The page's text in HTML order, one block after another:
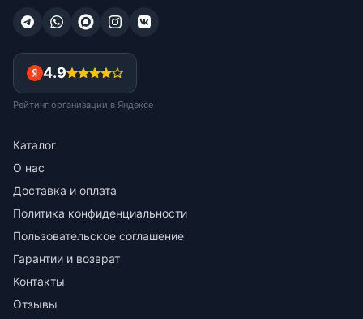
4.9
Рейтинг организации в Яндексе
Каталог
О нас
Доставка и оплата
Политика конфиденциальности
Пользовательское соглашение
Гарантии и возврат
Контакты
Отзывы